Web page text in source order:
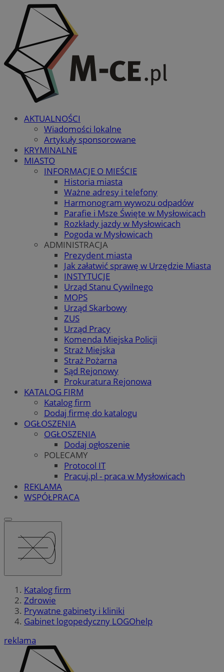
AKTUALNOŚCI
Wiadomości lokalne
Artykuły sponsorowane
KRYMINALNE
MIASTO
INFORMACJE O MIEŚCIE
Historia miasta
Ważne adresy i telefony
Harmonogram wywozu odpadów
Parafie i Msze Święte w Mysłowicach
Rozkłady jazdy w Mysłowicach
Pogoda w Mysłowicach
ADMINISTRACJA
Prezydent miasta
Jak załatwić sprawę w Urzędzie Miasta
INSTYTUCJE
Urząd Stanu Cywilnego
MOPS
Urząd Skarbowy
ZUS
Urząd Pracy
Komenda Miejska Policji
Straż Miejska
Straż Pożarna
Sąd Rejonowy
Prokuratura Rejonowa
KATALOG FIRM
Katalog firm
Dodaj firmę do katalogu
OGŁOSZENIA
OGŁOSZENIA
Dodaj ogłoszenie
POLECAMY
Protocol IT
Pracuj.pl - praca w Mysłowicach
REKLAMA
WSPÓŁPRACA
Katalog firm
Zdrowie
Prywatne gabinety i kliniki
Gabinet logopedyczny LOGOhelp
reklama